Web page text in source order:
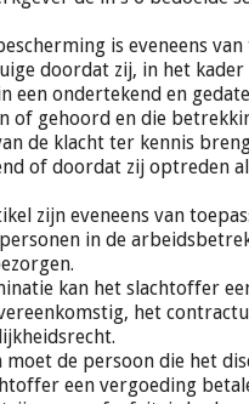
is eveneens
doordat zij, in het
een ondertekend en
of gehoord en die
de klacht ter kennis
of doordat zij optreden
zijn eveneens van
in de
kan het slachtoffer
het
moet de persoon die het
een vergoeding